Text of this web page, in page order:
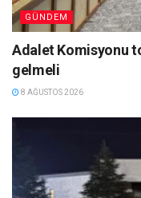
GÜNDEM
Adalet Komisyonu
gelmeli
8 AĞUSTOS 2026